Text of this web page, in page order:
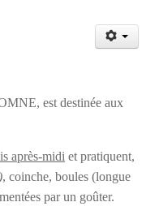
est destinée aux
après-midi et pratiquent,
, coinche, boules (longue
par un goûter.